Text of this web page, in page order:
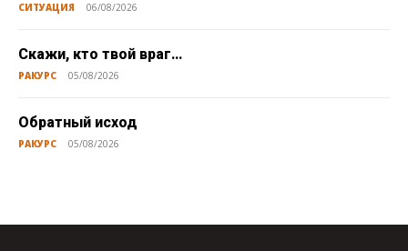
СИТУАЦИЯ 06/08/2026
Скажи, кто твой враг…
РАКУРС 05/08/2026
Обратный исход
РАКУРС 05/08/2026